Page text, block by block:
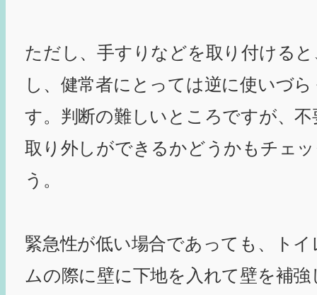
ただし、手すりなどを取り付ける
し、健常者にとっては逆に使いづ
す。判断の難しいところですが、
取り外しができるかどうかもチェ
う。
緊急性が低い場合であっても、ト
ムの際に壁に下地を入れて壁を補